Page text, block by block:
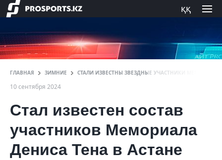
ққ
ГЛАВНАЯ ЗИМНИЕ СТАЛИ ИЗВЕСТНЫ ЗВЕЗДНЫЕ УЧАСТНИКИ МЕМОРИАЛА
10 сентября 2024
Стал известен состав
участников Мемориала
Дениса Тена в Астане